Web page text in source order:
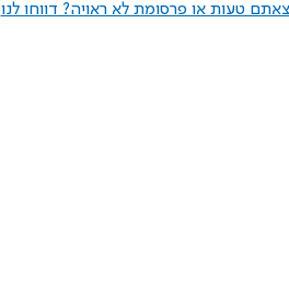
טעות או פרסומת לא ראויה? דווחו לנו